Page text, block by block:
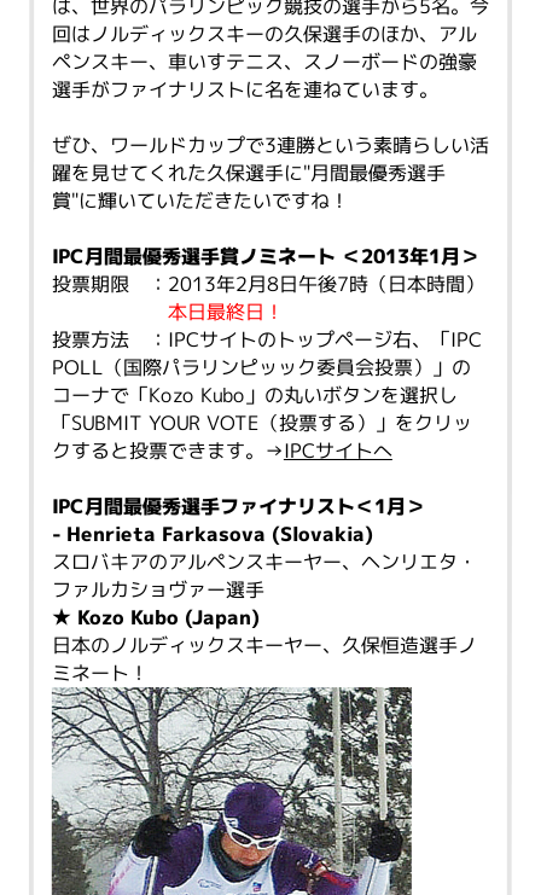
は、世界のパラリンピック競技の選手から5名。今
回はノルディックスキーの久保選手のほか、アル
ペンスキー、車いすテニス、スノーボードの強豪
選手がファイナリストに名を連ねています。
ぜひ、ワールドカップで3連勝という素晴らしい活
躍を見せてくれた久保選手に"月間最優秀選手
賞"に輝いていただきたいですね！
IPC月間最優秀選手賞ノミネート ＜2013年1月＞
投票期限 ：2013年2月8日午後7時（日本時間）
本日最終日！
投票方法 ：IPCサイトのトップページ右、「IPC
POLL（国際パラリンピッック委員会投票）」の
コーナで「Kozo Kubo」の丸いボタンを選択し
「SUBMIT YOUR VOTE（投票する）」をクリッ
クすると投票できます。→IPCサイトへ
IPC月間最優秀選手ファイナリスト＜1月＞
- Henrieta Farkasova (Slovakia)
スロバキアのアルペンスキーヤー、ヘンリエタ・
ファルカショヴァー選手
★ Kozo Kubo (Japan)
日本のノルディックスキーヤー、久保恒造選手ノ
ミネート！